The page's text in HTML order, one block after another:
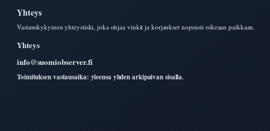
Yhteys
Vastauskykyinen yhteystiski, joka ohjaa vinkit ja korjaukset nopeasti oikeaan paikkaan.
Yhteys
info@suomiobserver.fi
Toimituksen vastausaika: yleensa yhden arkipaivan sisalla.